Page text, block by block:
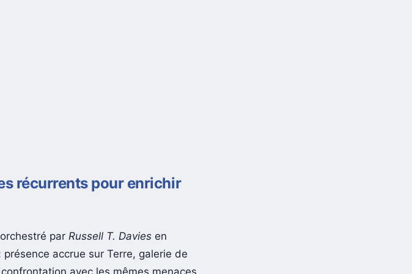
récurrents pour enrichir
par Russell T. Davies en
accrue sur Terre, galerie de
avec les mêmes menaces